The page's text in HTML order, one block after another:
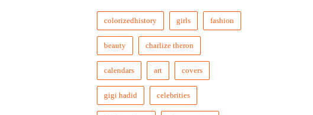
colorizedhistory girls fashion
beauty charlize theron
calendars art covers
gigi hadid celebrities